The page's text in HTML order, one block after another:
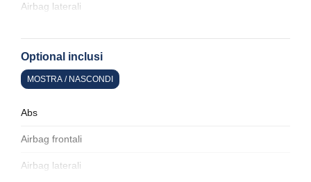
Airbag laterali
Alzacristalli elettrici
Antifurto
Assistente al parcheggio
Attacchi isofix per seggiolini
Badge esterno identificativo
Optional inclusi
MOSTRA / NASCONDI
Abs
Airbag frontali
Airbag laterali